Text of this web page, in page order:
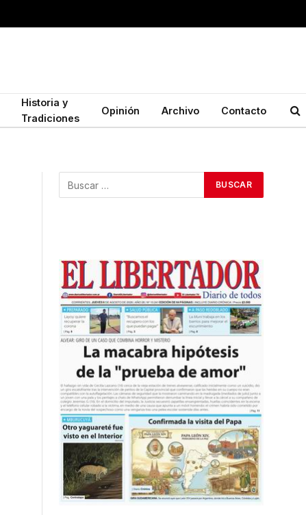
Historia y
Tradiciones
Opinión Archivo Contacto